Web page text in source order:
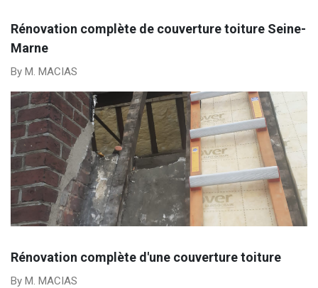
Rénovation complète de couverture toiture Seine-
Marne
By M. MACIAS
Rénovation complète d'une couverture toiture
By M. MACIAS